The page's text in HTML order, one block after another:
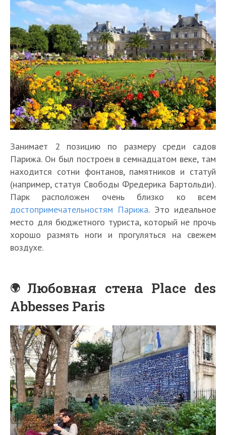
Занимает 2 позицию по размеру среди садов
Парижа. Он был построен в семнадцатом веке, там
находится сотни фонтанов, памятников и статуй
(например, статуя Свободы Фредерика Бартольди).
Парк расположен очень близко ко всем
достопримечательностям Парижа. Это идеальное
место для бюджетного туриста, который не прочь
хорошо размять ноги и прогуляться на свежем
воздухе.
Любовная стена Place des
Abbesses Paris